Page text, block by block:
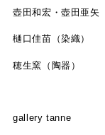
壺田和宏・壺田亜矢
樋口佳苗（染織）
穂生窯（陶器）
gallery tanne